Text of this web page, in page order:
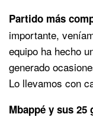
Partido más
importante,
equipo ha hecho
generado
Lo llevamos con
Mbappé y sus 25